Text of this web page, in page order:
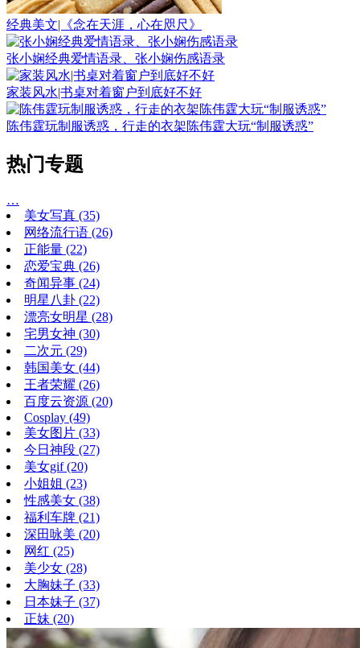
经典美文|《念在天涯，心在咫尺》
张小娴经典爱情语录、张小娴伤感语录
家装风水|书桌对着窗户到底好不好
陈伟霆玩制服诱惑，行走的衣架陈伟霆大玩“制服诱惑”
热门专题
…
美女写真 (35)
网络流行语 (26)
正能量 (22)
恋爱宝典 (26)
奇闻异事 (24)
明星八卦 (22)
漂亮女明星 (28)
宅男女神 (30)
二次元 (29)
韩国美女 (44)
王者荣耀 (26)
百度云资源 (20)
Cosplay (49)
美女图片 (33)
今日神段 (27)
美女gif(20)
小姐姐 (23)
性感美女 (38)
福利车牌 (21)
深田咏美 (20)
网红 (25)
美少女 (28)
大胸妹子 (33)
日本妹子 (37)
正妹 (20)